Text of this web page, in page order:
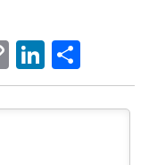
Copy
Link